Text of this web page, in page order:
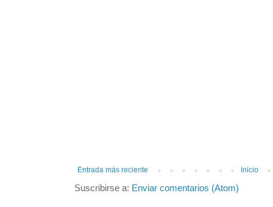
Entrada más reciente Inicio
Suscribirse a: Enviar comentarios (Atom)